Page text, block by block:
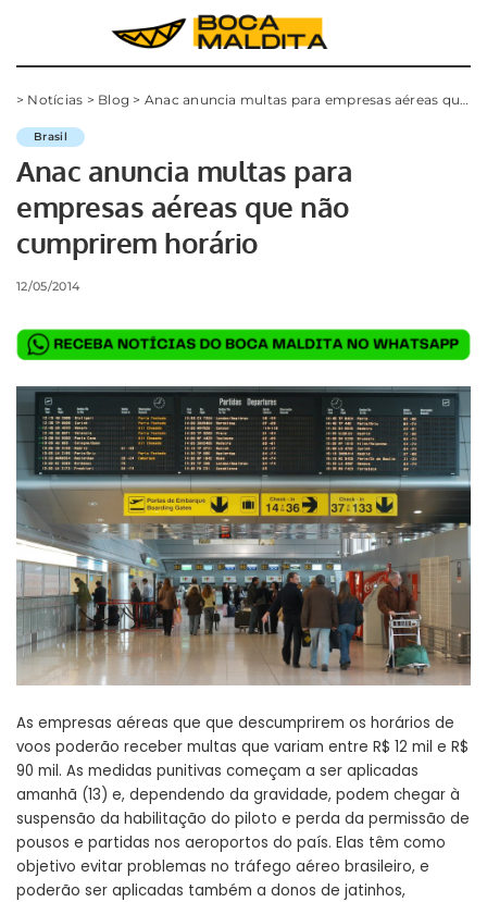
> Notícias > Blog > Anac anuncia multas para empresas aéreas que não cumprirem horário
Brasil
Anac anuncia multas para
empresas aéreas que não
cumprirem horário
12/05/2014
As empresas aéreas que que descumprirem os horários de
voos poderão receber multas que variam entre R$ 12 mil e R$
90 mil. As medidas punitivas começam a ser aplicadas
amanhã (13) e, dependendo da gravidade, podem chegar à
suspensão da habilitação do piloto e perda da permissão de
pousos e partidas nos aeroportos do país. Elas têm como
objetivo evitar problemas no tráfego aéreo brasileiro, e
poderão ser aplicadas também a donos de jatinhos,